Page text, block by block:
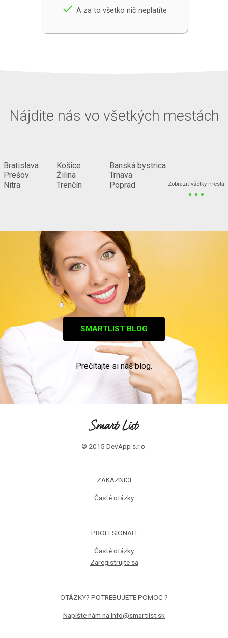
done A za to všetko nič neplatíte
Nájdite nás vo všetkých mestách
Bratislava
Prešov
Nitra
Košice
Žilina
Trenčín
Banská bystrica
Trnava
Poprad
Zobraziť všetky mestá
...
SMARTLIST BLOG
Prečítajte si náš blog.
© 2015 DevApp s.r.o.
ZÁKAZNICI
Časté otázky
PROFESIONÁLI
Časté otázky
Zaregistrujte sa
OTÁZKY? POTREBUJETE POMOC ?
Napíšte nám na info@smartlist.sk